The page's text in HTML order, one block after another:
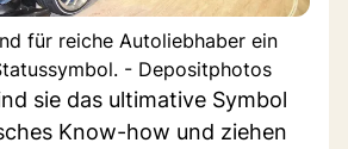
für reiche Autoliebhaber ein
- Depositphotos
sie das ultimative Symbol
Know-how und ziehen